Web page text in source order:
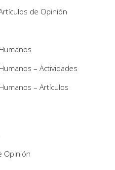
de Opinión
– Actividades
– Artículos
Opinión